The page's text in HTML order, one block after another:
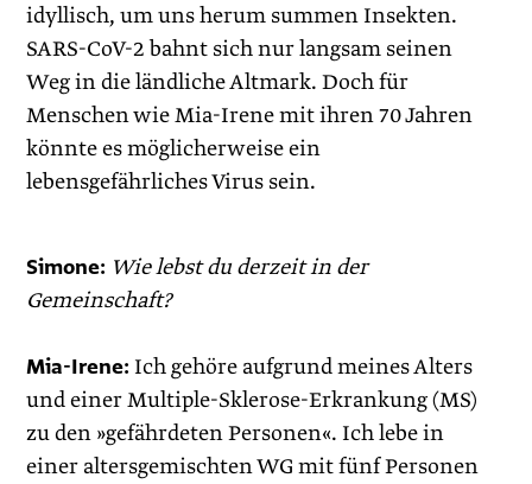
idyllisch, um uns herum summen Insekten.
SARS-CoV-2 bahnt sich nur langsam seinen
Weg in die ländliche Altmark. Doch für
Menschen wie Mia-Irene mit ihren 70 Jahren
könnte es möglicherweise ein
lebensgefährliches Virus sein.
Simone: Wie lebst du derzeit in der
Gemeinschaft?
Mia-Irene: Ich gehöre aufgrund meines Alters
und einer Multiple-Sklerose-Erkrankung (MS)
zu den »gefährdeten Personen«. Ich lebe in
einer altersgemischten WG mit fünf Personen